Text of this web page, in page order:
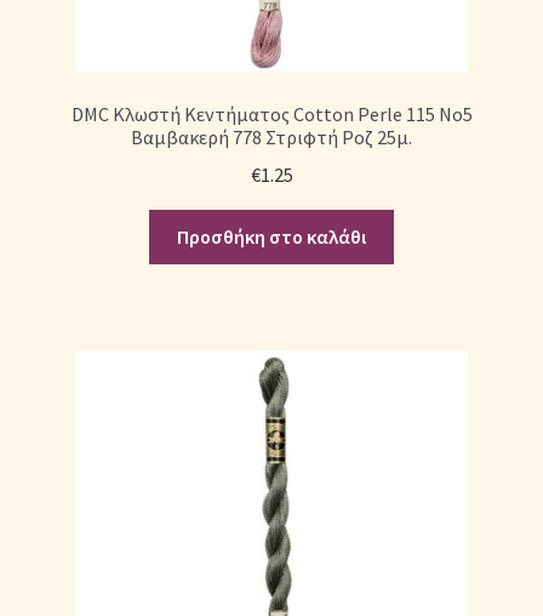
DMC Κλωστή Κεντήματος Cotton Perle 115 No5
Βαμβακερή 778 Στριφτή Ροζ 25μ.
€1.25
Προσθήκη στο καλάθι